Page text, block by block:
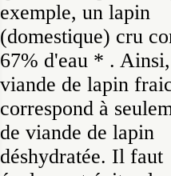
exemple, un lapin
(domestique) cru
67% d'eau * .
viande de lapin
correspond à
de viande de lapin
déshydratée. Il faut